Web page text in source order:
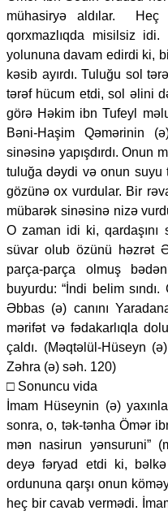
mühasiryə aldılar. Heç
qorxmazlıqda misilsiz
yolununa davam edirdi ki,
kəsib ayırdı. Tuluğu sol
tərəf hücum etdi, sol əlini
görə Həkim ibn Tufeyl
Bəni-Haşim Qəmərinin
sinəsinə yapışdırdı. Onun
tuluğa dəydi və onun
gözünə ox vurdular. Bir
mübarək sinəsinə nizə
O zaman idi ki,
süvar olub özünü həzrət
parça-parça olmuş
buyurdu: “İndi belim
Əbbas (ə) canını
mərifət və fədakarlıqla
çaldı. (Məqtəlül-Hüseyn
Zəhra (ə) səh. 120)
□ Sonuncu vida
İmam Hüseynin (ə)
sonra, o, tək-tənha Ömər
mən nasirun yənsuruni”
deyə fəryad etdi ki,
ordununa qarşı onun
heç bir cavab vermədi.